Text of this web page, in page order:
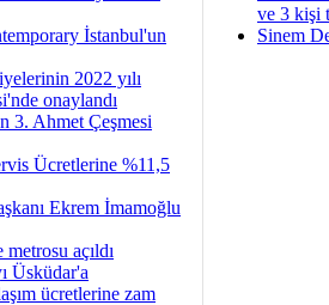
İstanbul'un
2022 yılı
onaylandı
3. Ahmet Çeşmesi
Ücretlerine %11,5
Ekrem İmamoğlu
açıldı
Üsküdar'a
ücretlerine zam
ve 3 kişi
Sinem